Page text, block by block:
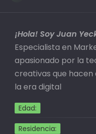
¡Hola! Soy Juan
Especialista en
apasionado por la
creativas que
la era digital
Edad:
Residencia: